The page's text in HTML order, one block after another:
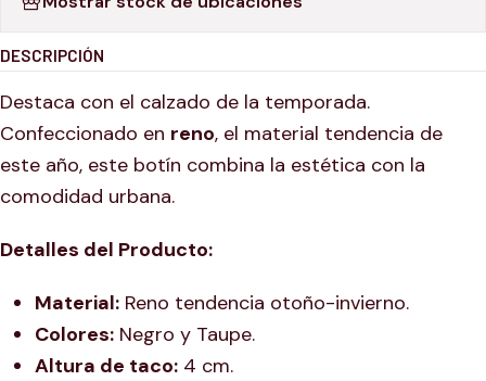
DESCRIPCIÓN
Destaca con el calzado de la temporada.
Confeccionado en reno, el material tendencia de
este año, este botín combina la estética con la
comodidad urbana.
Detalles del Producto:
Material: Reno tendencia otoño-invierno.
Colores: Negro y Taupe.
Altura de taco: 4 cm.